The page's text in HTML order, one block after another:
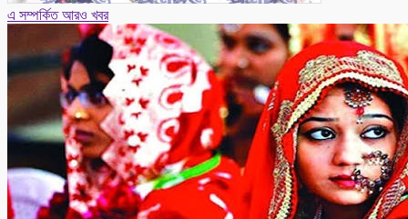
এ সম্পর্কিত আরও খবর